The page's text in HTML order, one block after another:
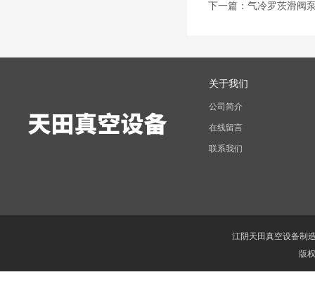
下一篇： 气冷罗茨滑阀
关于我们
公司简介
在线留言
联系我们
江阴天田真空设备制
版